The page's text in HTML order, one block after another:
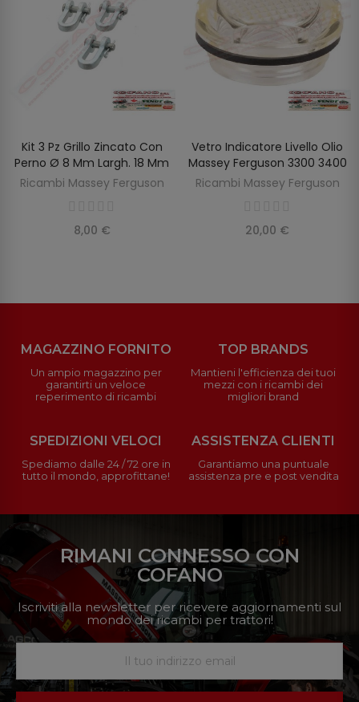
AGGIUNGI AL CARRELLO
Kit 3 Pz Grillo Zincato Con
Perno Ø 8 Mm Largh. 18 Mm
Ricambi Massey Ferguson
8,00 €
SCOPRIRE
Vetro Indicatore Livello Olio
Massey Ferguson 3300 3400
Ricambi Massey Ferguson
20,00 €
MAGAZZINO FORNITO
Un ampio magazzino per
garantirti un veloce
reperimento di ricambi
TOP BRANDS
Mantieni l'efficienza dei tuoi
mezzi con i ricambi dei
migliori brand
SPEDIZIONI VELOCI
Spediamo dalle 24 / 72 ore in
tutto il mondo, approfittane!
ASSISTENZA CLIENTI
Garantiamo una puntuale
assistenza pre e post vendita
RIMANI CONNESSO CON
COFANO
Iscriviti alla newsletter per ricevere aggiornamenti sul
mondo dei ricambi per trattori!